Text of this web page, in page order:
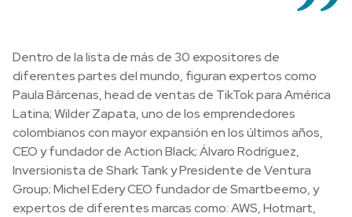
Dentro de la lista de más de 30 expositores de
diferentes partes del mundo, figuran expertos como
Paula Bárcenas, head de ventas de TikTok para América
Latina; Wilder Zapata, uno de los emprendedores
colombianos con mayor expansión en los últimos años,
CEO y fundador de Action Black; Álvaro Rodríguez,
Inversionista de Shark Tank y Presidente de Ventura
Group; Michel Edery CEO fundador de Smartbeemo, y
expertos de diferentes marcas como: AWS, Hotmart,